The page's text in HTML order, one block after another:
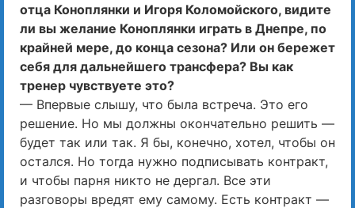
отца Коноплянки и Игоря Коломойского, видите
ли вы желание Коноплянки играть в Днепре, по
крайней мере, до конца сезона? Или он бережет
себя для дальнейшего трансфера? Вы как
тренер чувствуете это?
— Впервые слышу, что была встреча. Это его
решение. Но мы должны окончательно решить —
будет так или так. Я бы, конечно, хотел, чтобы он
остался. Но тогда нужно подписывать контракт,
и чтобы парня никто не дергал. Все эти
разговоры вредят ему самому. Есть контракт —